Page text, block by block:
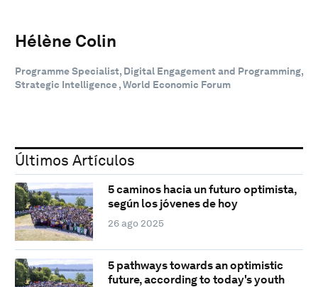
Hélène Colin
Programme Specialist, Digital Engagement and Programming,
Strategic Intelligence , World Economic Forum
Últimos Artículos
5 caminos hacia un futuro optimista,
según los jóvenes de hoy
26 ago 2025
5 pathways towards an optimistic
future, according to today's youth